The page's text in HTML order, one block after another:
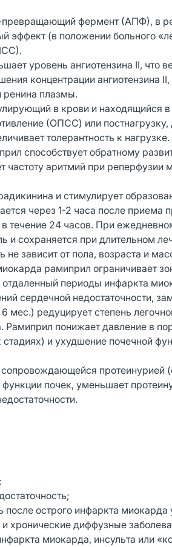
фермент (АПФ), в
эффект (в положении больного
уровень ангиотензина II, что
концентрации ангиотензина
ренина плазмы.
в крови и находящийся в
(ОПСС) или
толерантность к нагрузке.
способствует обратному
частоту аритмий при
и стимулирует
через 1-2 часа после
течение 24 часов. При
и сохраняется при длительном
не зависит от пола, возраста и
рамиприл ограничивает
периоды инфаркта
сердечной недостаточности,
мес.) редуцирует степень
понижает давление в
и ухудшение почечной
протеинурией
почек, уменьшает
после острого инфаркта
хронические диффузные
миокарда, инсульта или